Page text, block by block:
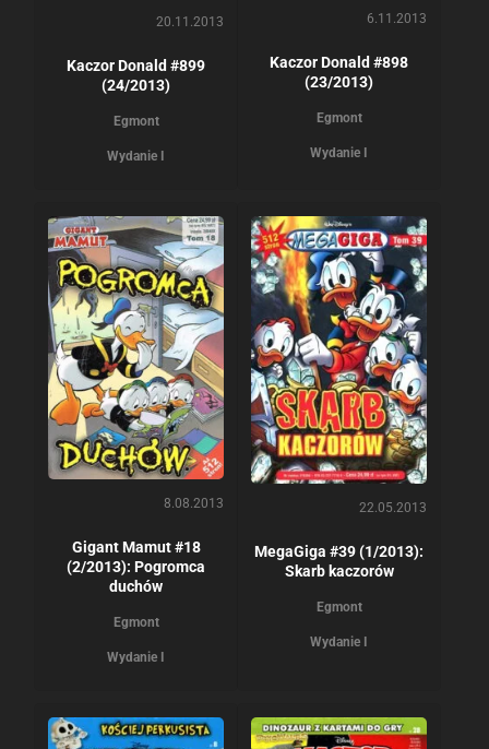
20.11.2013
Kaczor Donald #899
(24/2013)
Egmont
Wydanie I
6.11.2013
Kaczor Donald #898
(23/2013)
Egmont
Wydanie I
8.08.2013
Gigant Mamut #18
(2/2013): Pogromca
duchów
Egmont
Wydanie I
22.05.2013
MegaGiga #39 (1/2013):
Skarb kaczorów
Egmont
Wydanie I